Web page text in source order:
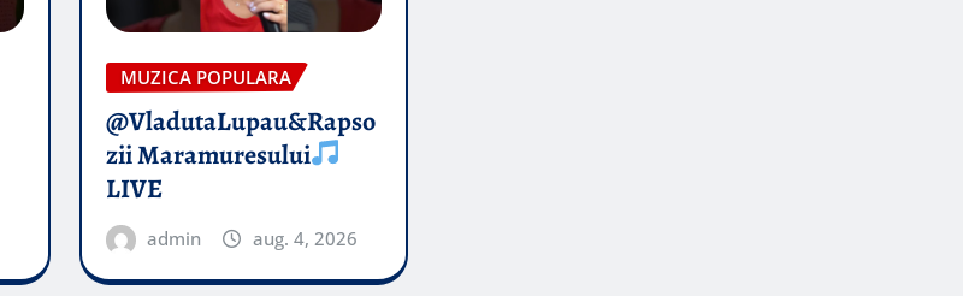
MUZICA POPULARA
@VladutaLupau&Rapso
zii Maramuresului
LIVE
admin aug. 4, 2026